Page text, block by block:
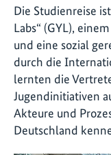
Die Studienreise
Labs“ (GYL),
und eine sozial
durch die
lernten die
Jugendinitiativen
Akteure und
Deutschland